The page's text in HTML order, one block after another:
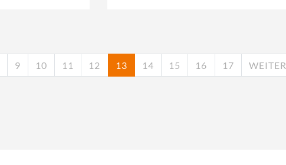
9 10 11 12 13 14 15 16 17 WEITER